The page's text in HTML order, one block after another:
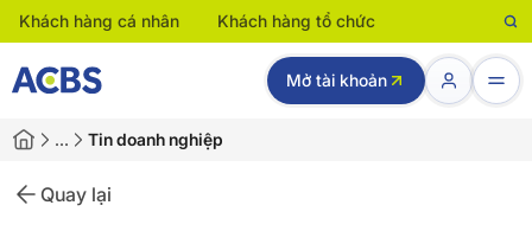
Khách hàng cá nhân Khách hàng tổ chức
Mở tài khoản
… Tin doanh nghiệp
Quay lại